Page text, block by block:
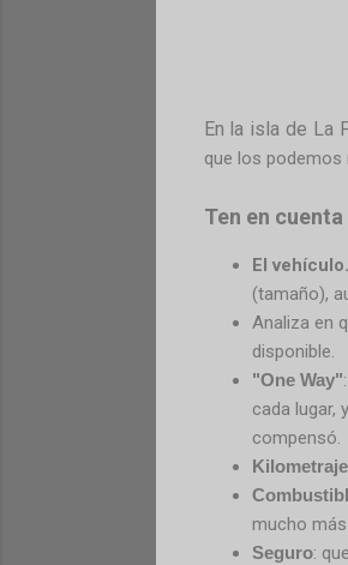
En la isla de La
que los podemos
Ten en
El vehículo.
(tamaño),
Analiza en
disponible.
"One Way"
cada lugar,
compensó.
Kilometraje
mucho más
Seguro: